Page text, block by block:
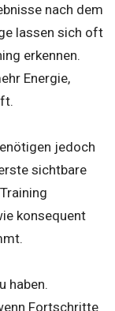
nach dem
lassen sich oft
erkennen.
Energie,
jedoch
sichtbare
konsequent
haben.
Fortschritte